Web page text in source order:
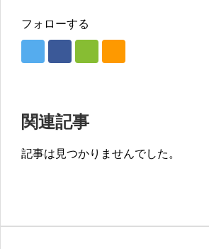
フォローする
関連記事
記事は見つかりませんでした。